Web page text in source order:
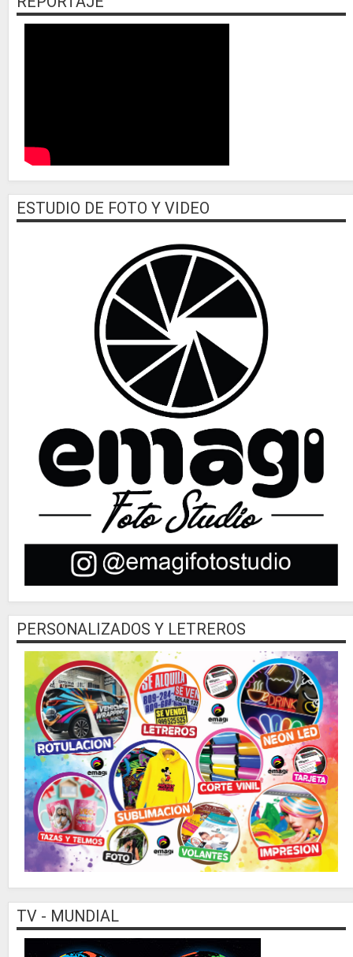
ESTUDIO DE FOTO Y VIDEO
PERSONALIZADOS Y LETREROS
TV - MUNDIAL